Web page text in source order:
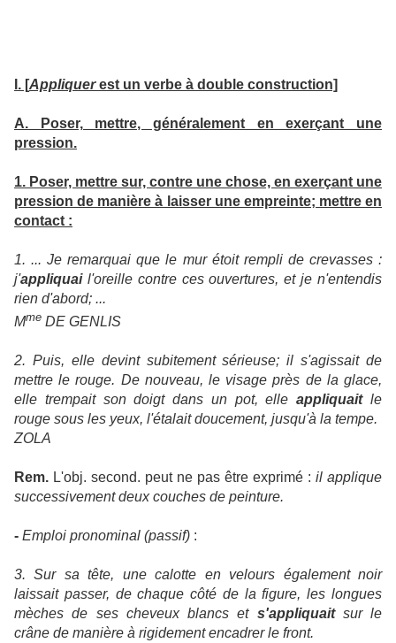
I. [Appliquerest un verbe à double construction]
A. Poser, mettre, généralement en exerçant une
pression.
1. Poser, mettre sur, contre une chose, en exerçant une
pression de manière à laisser une empreinte; mettre en
contact :
1. ... Je remarquai que le mur étoit rempli de crevasses :
j'appliquail'oreille contre ces ouvertures, et je n'entendis
rien d'abord; ...
Mme DE GENLIS
2. Puis, elle devint subitement sérieuse; il s'agissait de
mettre le rouge. De nouveau, le visage près de la glace,
elle trempait son doigt dans un pot, elleappliquaitle
rouge sous les yeux, l'étalait doucement, jusqu'à la tempe.
ZOLA
Rem. L'obj. second. peut ne pas être exprimé : il applique
successivement deux couches de peinture.
- Emploi pronominal (passif) :
3. Sur sa tête, une calotte en velours également noir
laissait passer, de chaque côté de la figure, les longues
mèches de ses cheveux blancs et s'appliquaitsur le
crâne de manière à rigidement encadrer le front.